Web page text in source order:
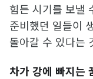
힘든 시기를 보낼
준비했던 일들이
돌아갈 수 있다는
차가 강에 빠지는